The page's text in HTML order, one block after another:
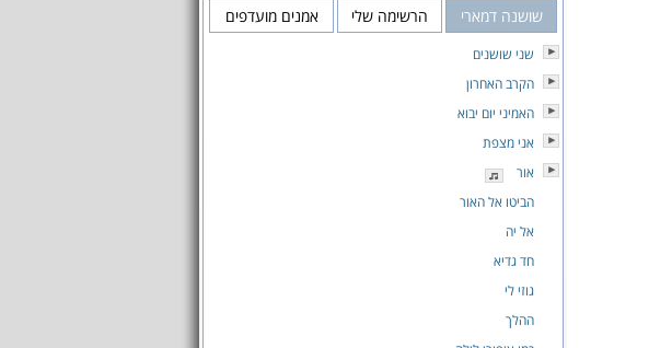
שושנה דמארי הרשימה שלי אמנים מועדפים
שני שושנים
הקרב האחרון
האמיני יום יבוא
אני מצפת
אור
הביטו אל האור
אל יה
חד גדיא
גוזי לי
ההלך